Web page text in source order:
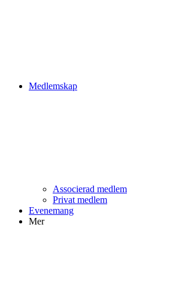
Medlemskap
Associerad medlem
Privat medlem
Evenemang
Mer